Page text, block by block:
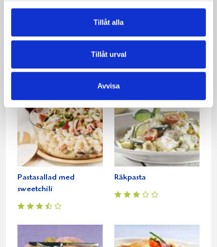
Tillåt alla
Tillåt urval
Avvisa
Pastasallad med
sweetchili
Räkpasta